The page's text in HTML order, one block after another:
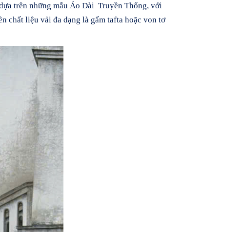
trên những mẫu Áo Dài Truyền Thống, với
chất liệu vải đa dạng là gấm tafta hoặc von tơ